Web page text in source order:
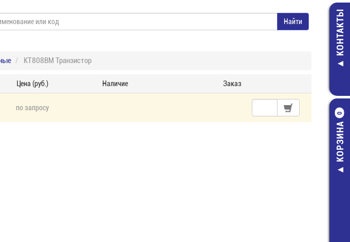
КОНТАКТЫ
КОРЗИНА
0
КТ808ВМ Транзистор
Цена (руб.) Наличие Заказ
по запросу